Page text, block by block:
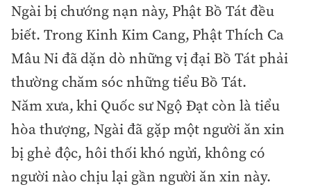
Ngài bị chướng nạn này, Phật Bồ Tát đều
biết. Trong Kinh Kim Cang, Phật Thích Ca
Mâu Ni đã dặn dò những vị đại Bồ Tát phải
thường chăm sóc những tiểu Bồ Tát.
Năm xưa, khi Quốc sư Ngộ Đạt còn là tiểu
hòa thượng, Ngài đã gặp một người ăn xin
bị ghẻ độc, hôi thối khó ngửi, không có
người nào chịu lại gần người ăn xin này.